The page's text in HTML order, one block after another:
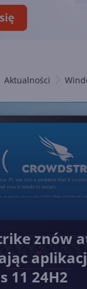
Aktualności
znów
11 24H2